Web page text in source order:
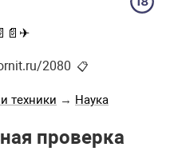
📄 ✈
2080 📋
техники → Наука
проверка